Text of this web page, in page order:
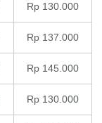
Rp 130.000
Rp 137.000
Rp 145.000
Rp 130.000